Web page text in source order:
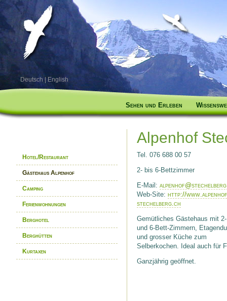
Deutsch |English
Sehen und Erleben
Hotel/Restaurant
Gästehaus Alpenhof
Camping
Ferienwohnungen
Berghotel
Berghütten
Kurtaxen
Alpenhof
Tel. 076 688 00 57
2- bis 6-Bettzimmer
E-Mail:
Web-Site: http://
stechelberg.ch
Gemütliches Gästehaus mit
und 6-Bett-Zimmern,
und grosser Küche zum
Selberkochen. Ideal auch für
Ganzjährig geöffnet.